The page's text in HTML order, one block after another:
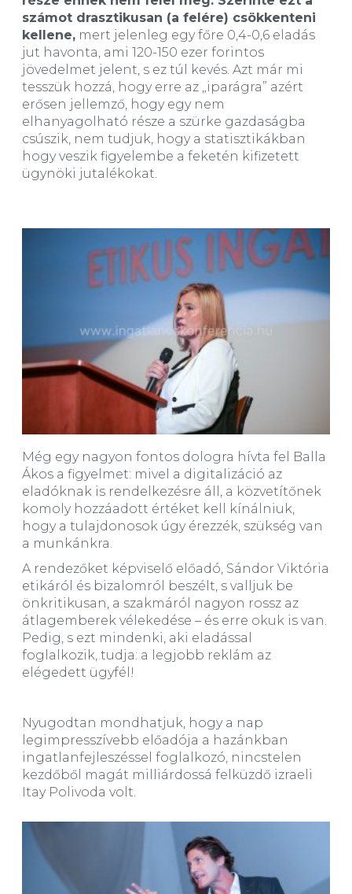
számot drasztikusan (a felére) csökkenteni
kellene, mert jelenleg egy főre 0,4-0,6 eladás
jut havonta, ami 120-150 ezer forintos
jövedelmet jelent, s ez túl kevés. Azt már mi
tesszük hozzá, hogy erre az „iparágra” azért
erősen jellemző, hogy egy nem
elhanyagolható része a szürke gazdaságba
csúszik, nem tudjuk, hogy a statisztikákban
hogy veszik figyelembe a feketén kifizetett
ügynöki jutalékokat.
Még egy nagyon fontos dologra hívta fel Balla
Ákos a figyelmet: mivel a digitalizáció az
eladóknak is rendelkezésre áll, a közvetítőnek
komoly hozzáadott értéket kell kínálniuk,
hogy a tulajdonosok úgy érezzék, szükség van
a munkánkra.
A rendezőket képviselő előadó, Sándor Viktória
etikáról és bizalomról beszélt, s valljuk be
önkritikusan, a szakmáról nagyon rossz az
átlagemberek vélekedése – és erre okuk is van.
Pedig, s ezt mindenki, aki eladással
foglalkozik, tudja: a legjobb reklám az
elégedett ügyfél!
Nyugodtan mondhatjuk, hogy a nap
legimpresszívebb előadója a hazánkban
ingatlanfejleszéssel foglalkozó, nincstelen
kezdőből magát milliárdossá felküzdő izraeli
Itay Polivoda volt.